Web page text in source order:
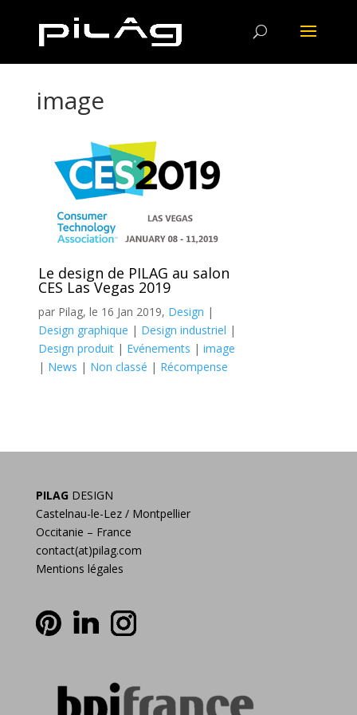
image
Le design de PILAG au salon
CES Las Vegas 2019
par Pilag, le 16 Jan 2019, Design |
Design graphique | Design industriel |
Design produit | Evénements |image
| News | Non classé | Récompense
PILAG DESIGN
Castelnau-le-Lez / Montpellier
Occitanie – France
contact(at)pilag.com
Mentions légales